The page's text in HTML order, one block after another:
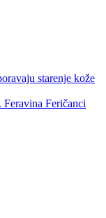
starenje kože
Feričanci